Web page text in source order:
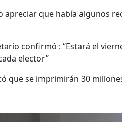
apreciar que había algunos
confirmó : “Estará el
elector”
que se imprimirán 30